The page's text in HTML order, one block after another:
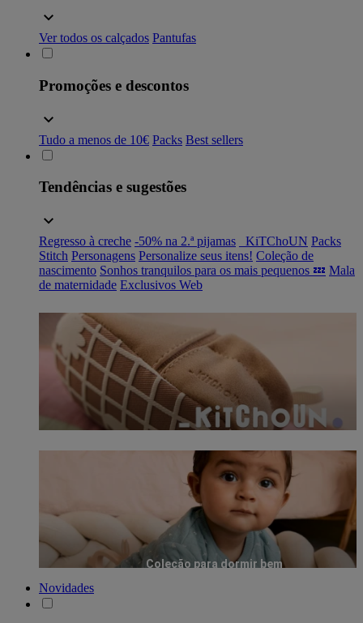
Ver todos os calçados Pantufas
Promoções e descontos
Tudo a menos de 10€ Packs Best sellers
Tendências e sugestões
Regresso à creche -50% na 2.ª pijamas _KiTChoUN Packs
Stitch Personagens Personalize seus itens! Coleção de
nascimento Sonhos tranquilos para os mais pequenos 💤 Mala
de maternidade Exclusivos Web
Coleção para dormir bem
Novidades